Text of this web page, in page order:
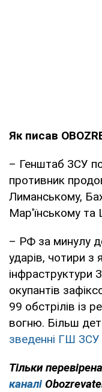
Як писав
– Генштаб ЗСУ
противник
Лиманському,
Мар'їнському та
– РФ за минулу
ударів, чотири з
інфраструктури
окупантів
99 обстрілів із
вогню. Більш
зведенні ГШ
Тільки
каналі